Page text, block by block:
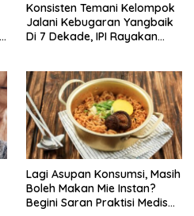
Konsisten Temani Kelompok
Jalani Kebugaran Yangbaik
Di 7 Dekade, IPI Rayakan
Lagi Asupan Konsumsi, Masih
Boleh Makan Mie Instan?
Begini Saran Praktisi Medis